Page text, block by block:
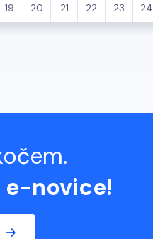
19 20 21 22 23 24
e-novice!